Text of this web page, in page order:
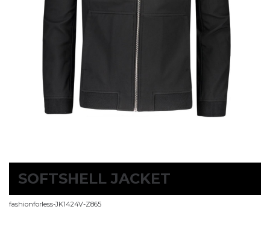
SOFTSHELL JACKET
fashionforless-JK1424V-Z865